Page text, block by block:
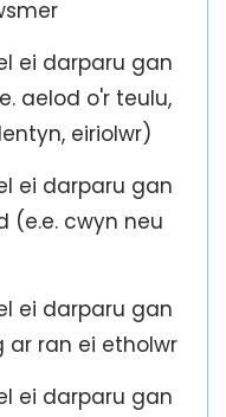
ei darparu gan
aelod o'r teulu,
eiriolwr)
ei darparu gan
(e.e. cwyn neu
ei darparu gan
ar ran ei etholwr
ei darparu gan